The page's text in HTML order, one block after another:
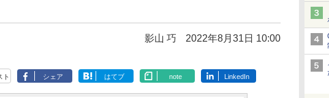
影山 巧 2022年8月31日 10:00
ト シェア はてブ note LinkedIn